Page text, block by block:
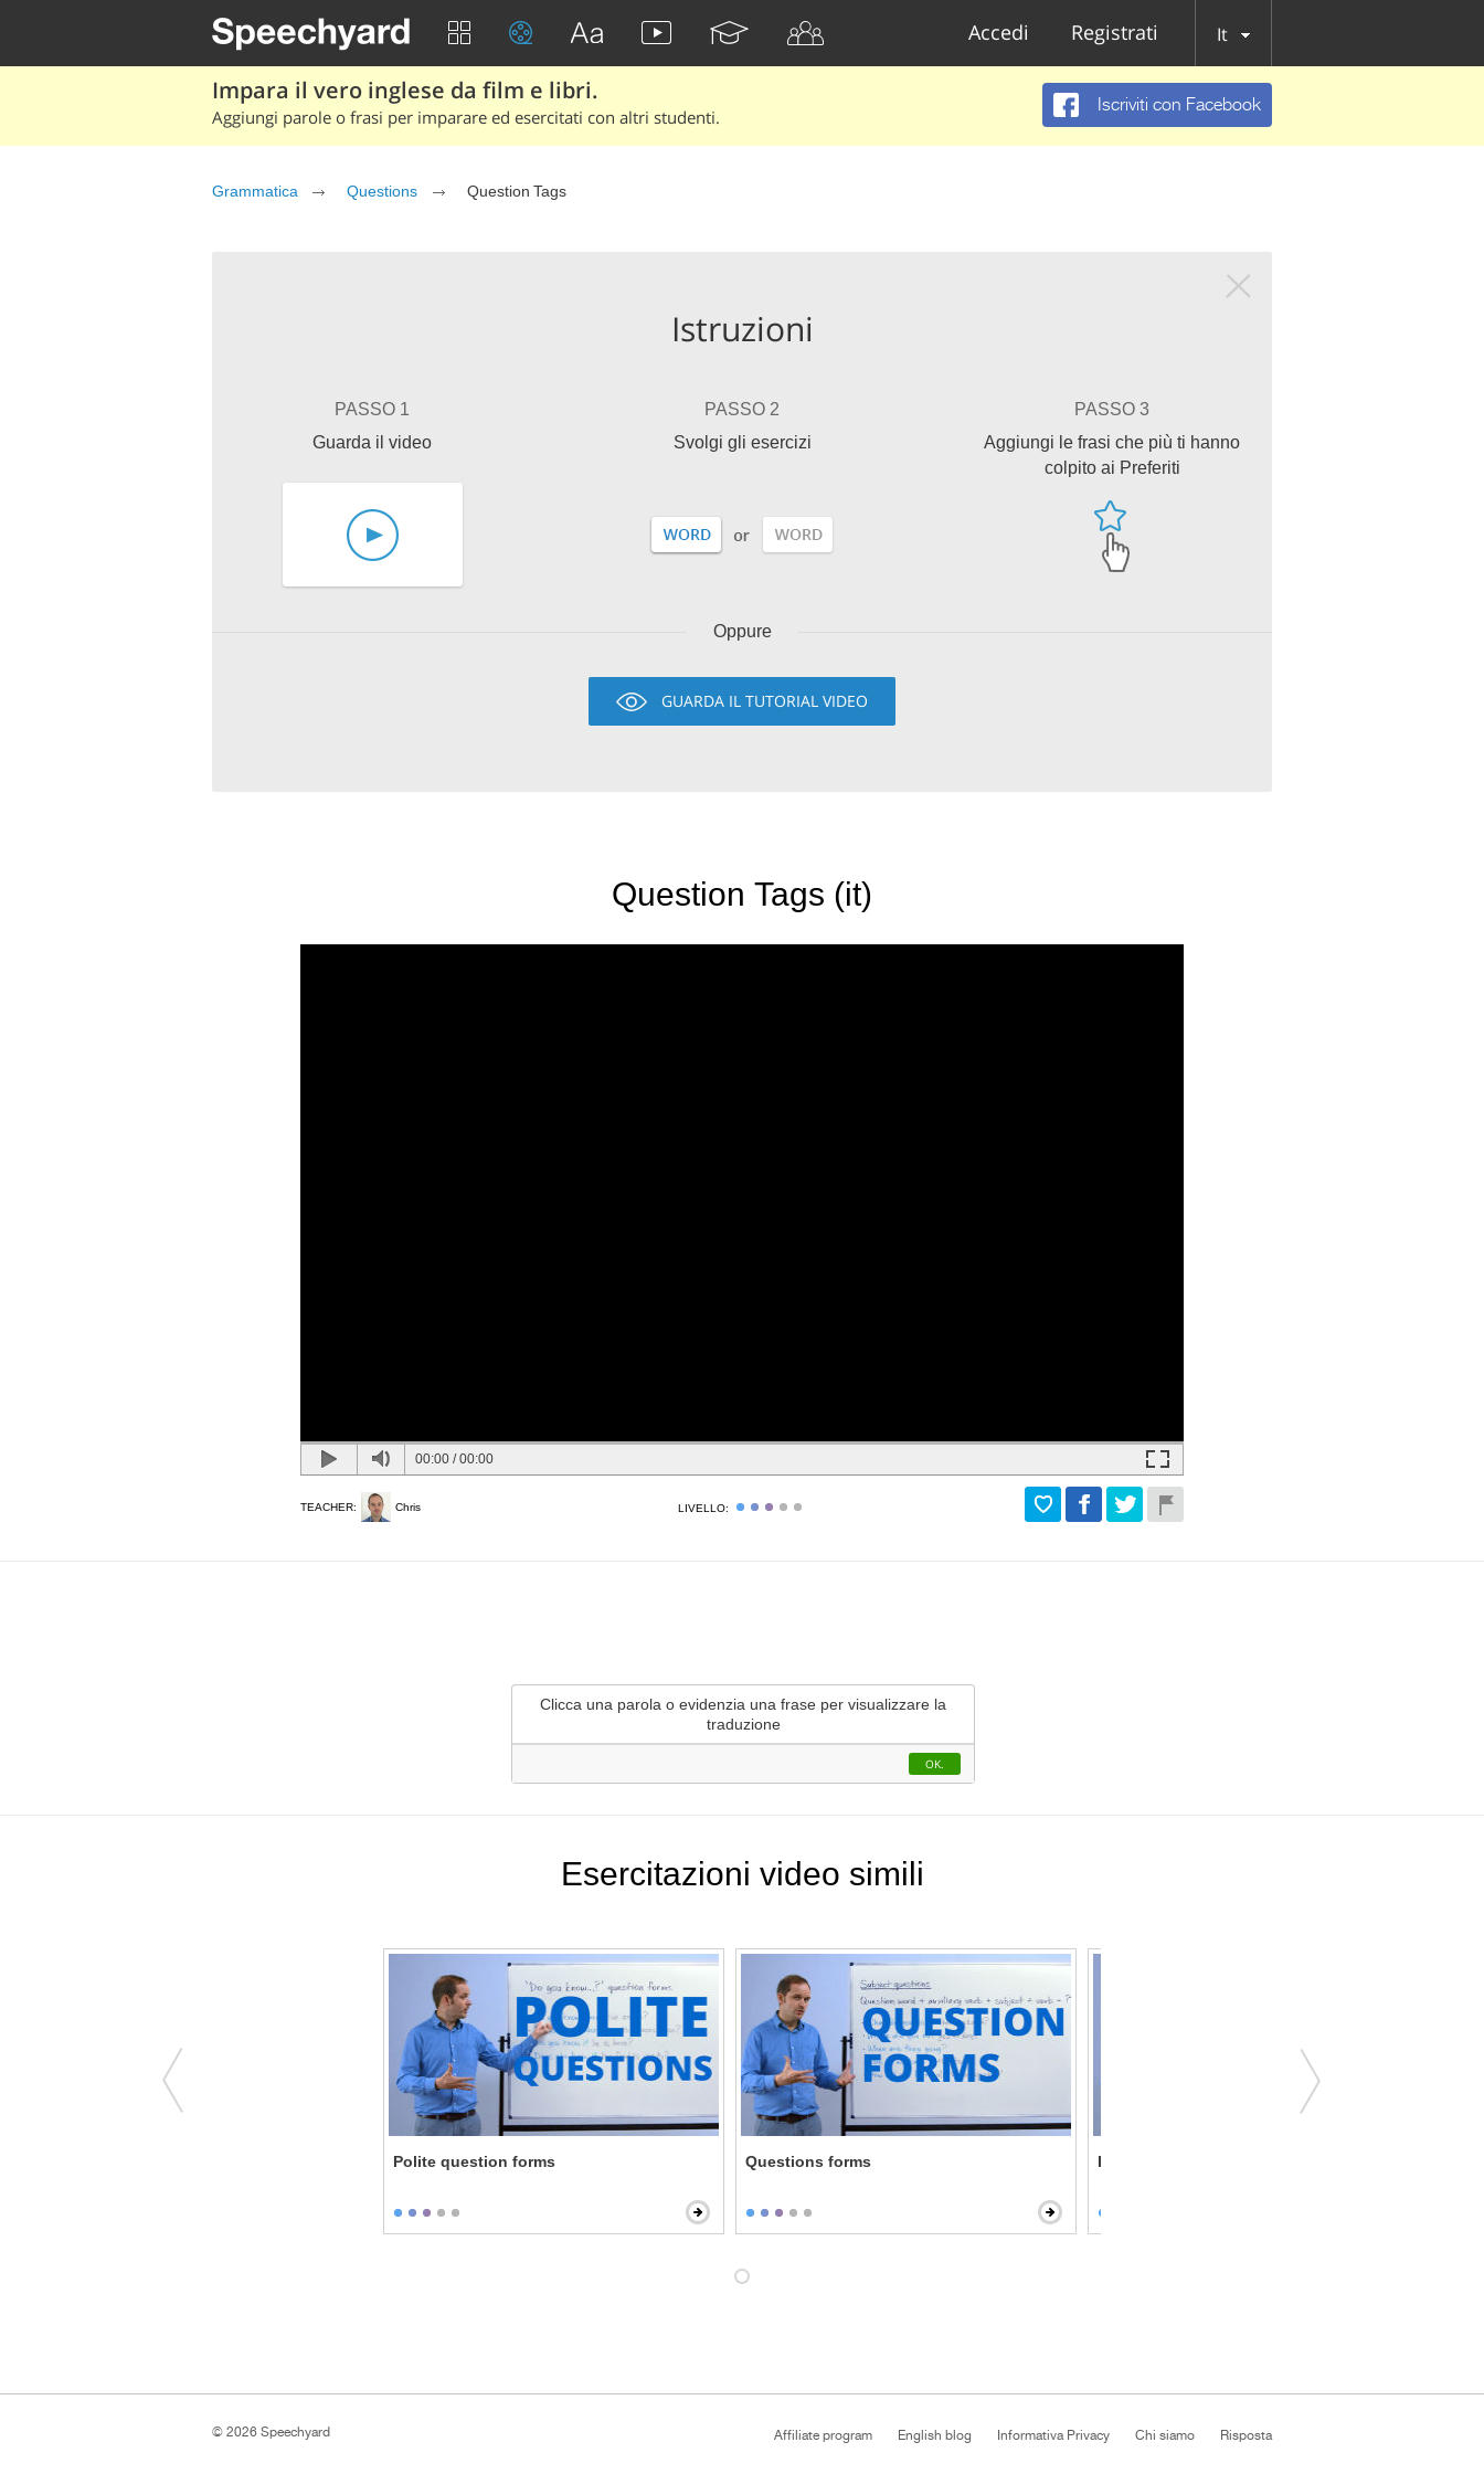
Accedi Registrati It
Impara il vero inglese da film e libri.
Aggiungi parole o frasi per imparare ed esercitati con altri studenti.
Iscriviti con Facebook
Grammatica Questions Question Tags
Istruzioni
PASSO 1
Guarda il video
PASSO 2
Svolgi gli esercizi
PASSO 3
Aggiungi le frasi che più ti hanno
colpito ai Preferiti
Oppure
GUARDA IL TUTORIAL VIDEO
Question Tags (it)
00:00 /00:00
TEACHER: Chris LIVELLO:
INIZIA L'ESERCIZIO
Esercitazioni video simili
Polite question forms Questions forms Polite question forms
Clicca una parola o evidenzia una frase per visualizzare la
traduzione
OK.
Affiliate program English blog Informativa Privacy Chi siamo Risposta
© 2026 Speechyard